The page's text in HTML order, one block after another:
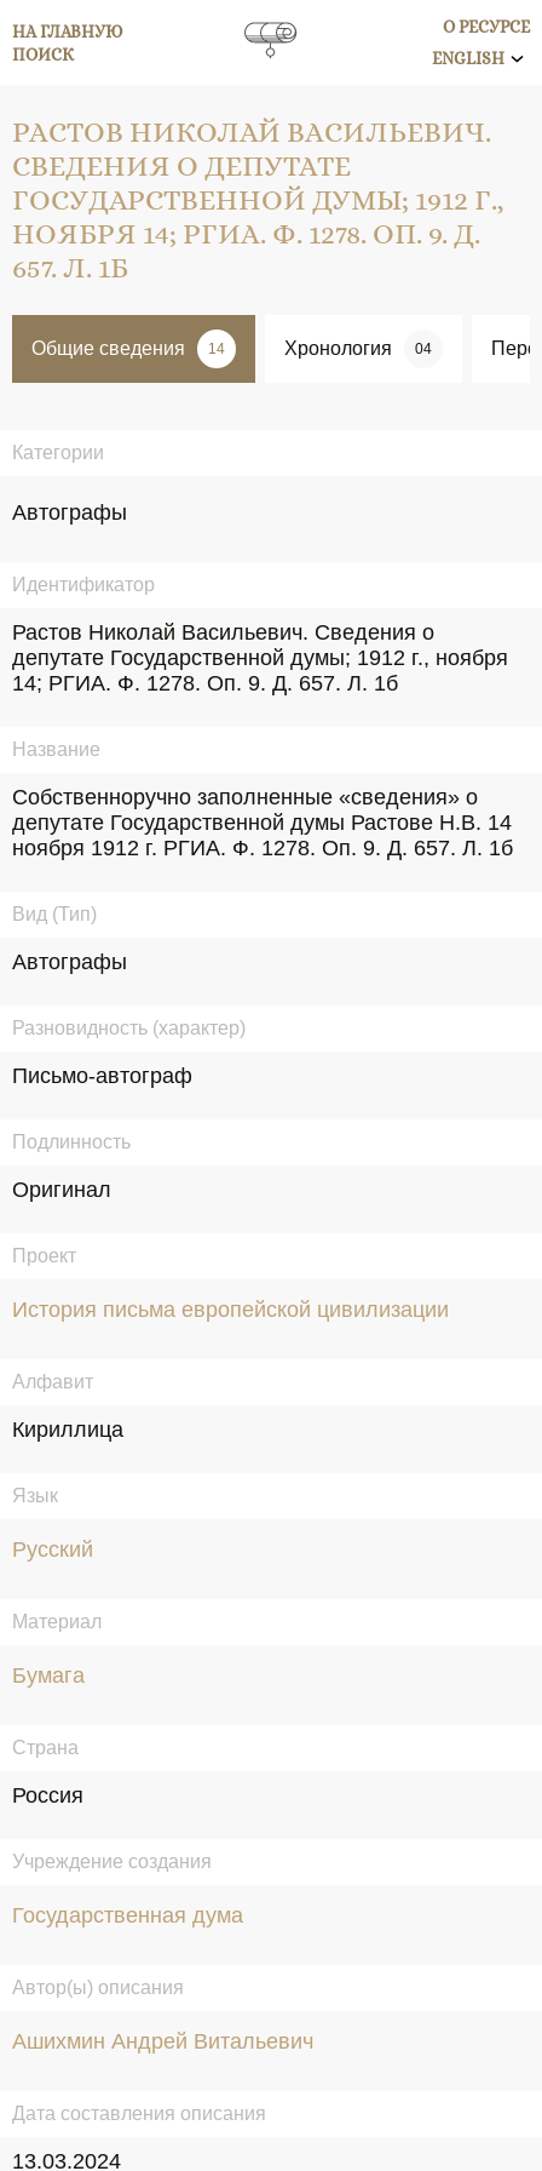
НА ГЛАВНУЮ
ПОИСК
О РЕСУРСЕ
ENGLISH
РАСТОВ НИКОЛАЙ ВАСИЛЬЕВИЧ.
СВЕДЕНИЯ О ДЕПУТАТЕ
ГОСУДАРСТВЕННОЙ ДУМЫ; 1912 Г.,
НОЯБРЯ 14; РГИА. Ф. 1278. ОП. 9. Д.
657. Л. 1Б
Общие сведения 14 Хронология 04
Категории
Автографы
Идентификатор
Растов Николай Васильевич. Сведения о
депутате Государственной думы; 1912 г., ноября
14; РГИА. Ф. 1278. Оп. 9. Д. 657. Л. 1б
Название
Собственноручно заполненные «сведения» о
депутате Государственной думы Растове Н.В. 14
ноября 1912 г. РГИА. Ф. 1278. Оп. 9. Д. 657. Л. 1б
Вид (Тип)
Автографы
Разновидность (характер)
Письмо-автограф
Подлинность
Оригинал
Проект
История письма европейской цивилизации
Алфавит
Кириллица
Язык
Русский
Материал
Бумага
Страна
Россия
Учреждение создания
Государственная дума
Автор(ы) описания
Ашихмин Андрей Витальевич
Дата составления описания
13.03.2024